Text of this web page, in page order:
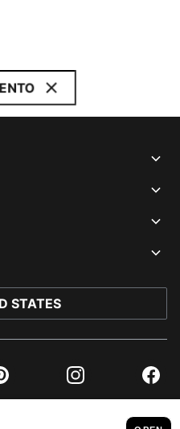
STATES
Instagram
© PUMA NORTH AMERICA, INC.